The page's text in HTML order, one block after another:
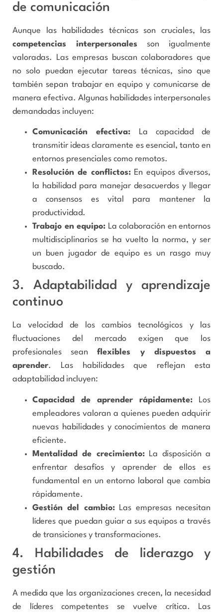
de comunicación
Aunque las habilidades técnicas son cruciales, las
competencias interpersonales son igualmente
valoradas. Las empresas buscan colaboradores que
no solo puedan ejecutar tareas técnicas, sino que
también sepan trabajar en equipo y comunicarse de
manera efectiva. Algunas habilidades interpersonales
demandadas incluyen:
Comunicación efectiva: La capacidad de
transmitir ideas claramente es esencial, tanto en
entornos presenciales como remotos.
Resolución de conflictos:En equipos diversos,
la habilidad para manejar desacuerdos y llegar
a consensos es vital para mantener la
productividad.
Trabajo en equipo: La colaboración en entornos
multidisciplinarios se ha vuelto la norma, y ser
un buen jugador de equipo es un rasgo muy
buscado.
3. Adaptabilidad y aprendizaje
continuo
La velocidad de los cambios tecnológicos y las
fluctuaciones del mercado exigen que los
profesionales seanflexibles y dispuestos a
aprender. Las habilidades que reflejan esta
adaptabilidad incluyen:
Capacidad de aprender rápidamente: Los
empleadores valoran a quienes pueden adquirir
nuevas habilidades y conocimientos de manera
eficiente.
Mentalidad de crecimiento:La disposición a
enfrentar desafíos y aprender de ellos es
fundamental en un entorno laboral que cambia
rápidamente.
Gestión del cambio:Las empresas necesitan
líderes que puedan guiar a sus equipos a través
de transiciones y transformaciones.
4. Habilidades de liderazgo y
gestión
A medida que las organizaciones crecen, la necesidad
de líderes competentes se vuelve crítica. Las